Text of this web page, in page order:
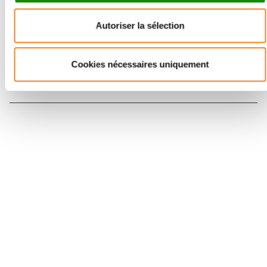
Autoriser la sélection
Cookies nécessaires uniquement
Inscrivez-vous à la newsletter